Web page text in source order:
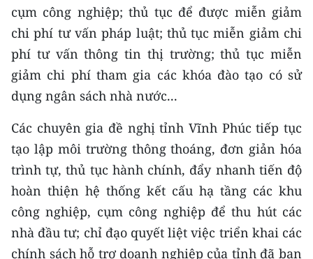
FRANÇAIS
РУССКИЙ
ESPAÑOL
한국어
cụm công nghiệp; thủ tục để được miễn giảm
chi phí tư vấn pháp luật; thủ tục miễn giảm chi
phí tư vấn thông tin thị trường; thủ tục miễn
giảm chi phí tham gia các khóa đào tạo có sử
dụng ngân sách nhà nước...
Các chuyên gia đề nghị tỉnh Vĩnh Phúc tiếp tục
tạo lập môi trường thông thoáng, đơn giản hóa
trình tự, thủ tục hành chính, đẩy nhanh tiến độ
hoàn thiện hệ thống kết cấu hạ tầng các khu
công nghiệp, cụm công nghiệp để thu hút các
nhà đầu tư; chỉ đạo quyết liệt việc triển khai các
chính sách hỗ trợ doanh nghiệp của tỉnh đã ban